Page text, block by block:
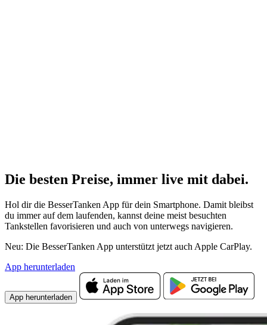
Die besten Preise, immer live mit dabei.
Hol dir die BesserTanken App für dein Smartphone. Damit bleibst
du immer auf dem laufenden, kannst deine meist besuchten
Tankstellen favorisieren und auch von unterwegs navigieren.
Neu: Die BesserTanken App unterstützt jetzt auch Apple CarPlay.
App herunterladen
App herunterladen